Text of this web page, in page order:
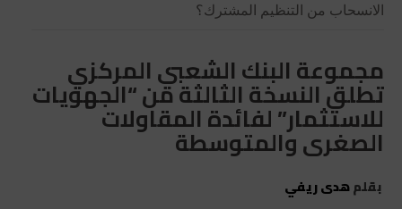
الانسحاب من التنظيم المشترك؟
مجموعة البنك الشعبي المركزي
تطلق النسخة الثالثة من “الجهويات
للاستثمار” لفائدة المقاولات
الصغرى والمتوسطة
بقلمهدى ريفي